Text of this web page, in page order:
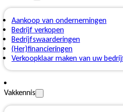
Aankoop van ondernemingen
Bedrijf verkopen
Bedrijfswaarderingen
(Her)financieringen
Verkoopklaar maken van uw
Vakkennis